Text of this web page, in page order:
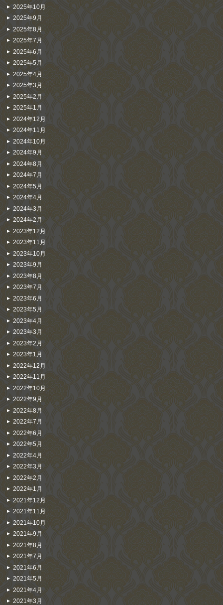
2025年10月
2025年9月
2025年8月
2025年7月
2025年6月
2025年5月
2025年4月
2025年3月
2025年2月
2025年1月
2024年12月
2024年11月
2024年10月
2024年9月
2024年8月
2024年7月
2024年5月
2024年4月
2024年3月
2024年2月
2023年12月
2023年11月
2023年10月
2023年9月
2023年8月
2023年7月
2023年6月
2023年5月
2023年4月
2023年3月
2023年2月
2023年1月
2022年12月
2022年11月
2022年10月
2022年9月
2022年8月
2022年7月
2022年6月
2022年5月
2022年4月
2022年3月
2022年2月
2022年1月
2021年12月
2021年11月
2021年10月
2021年9月
2021年8月
2021年7月
2021年6月
2021年5月
2021年4月
2021年3月